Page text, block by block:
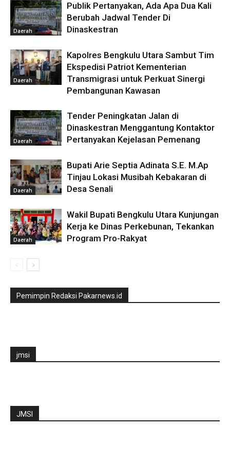
Daerah
Publik Pertanyakan, Ada Apa Dua Kali
Berubah Jadwal Tender Di
Dinaskestran
Daerah
Kapolres Bengkulu Utara Sambut Tim
Ekspedisi Patriot Kementerian
Transmigrasi untuk Perkuat Sinergi
Pembangunan Kawasan
Daerah
Tender Peningkatan Jalan di
Dinaskestran Menggantung Kontaktor
Pertanyakan Kejelasan Pemenang
Daerah
Bupati Arie Septia Adinata S.E. M.Ap
Tinjau Lokasi Musibah Kebakaran di
Desa Senali
Daerah
Wakil Bupati Bengkulu Utara Kunjungan
Kerja ke Dinas Perkebunan, Tekankan
Program Pro-Rakyat
Pemimpin Redaksi Pakarnews.id
jmsi
JMSI